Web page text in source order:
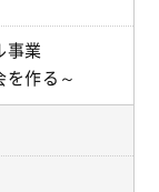
事業
を作る～